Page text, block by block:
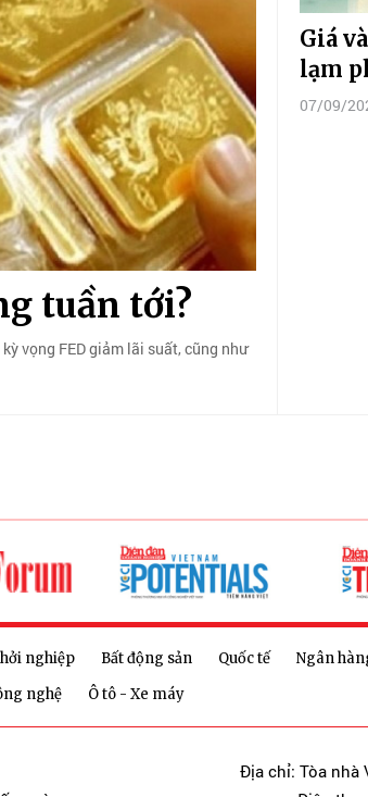
tuần tới?
vọng FED giảm lãi suất, cũng như
Giá
lạm
07/09/
nghiệp Bất động sản Quốc tế Ngân
nghệ
Ô tô - Xe máy
Địa chỉ: Tòa nhà